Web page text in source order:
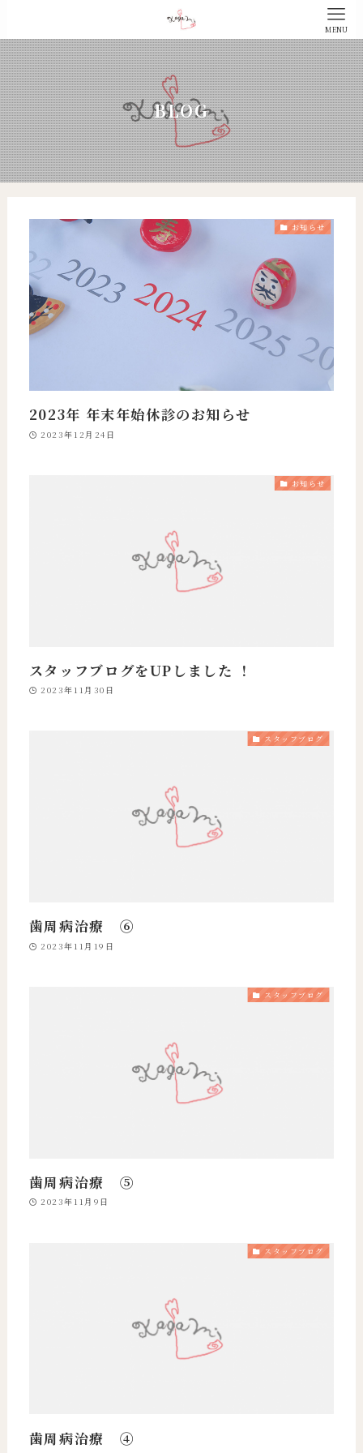
MENU
BLOG
お知らせ
2023年 年末年始休診のお知らせ
2023年12月24日
お知らせ
スタッフブログをUPしました ！
2023年11月30日
スタッフブログ
歯周病治療 ➅
2023年11月19日
スタッフブログ
歯周病治療 ⑤
2023年11月9日
スタッフブログ
歯周病治療 ④